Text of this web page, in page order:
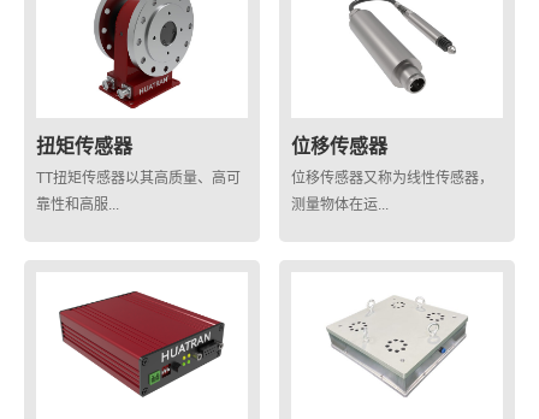
扭矩传感器
TT扭矩传感器以其高质量、高可
靠性和高服...
位移传感器
位移传感器又称为线性传感器，
测量物体在运...